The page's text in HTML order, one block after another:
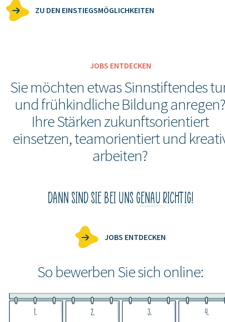
ZU DEN EINSTIEGSMÖGLICHKEITEN
JOBS ENTDECKEN
Sie möchten etwas Sinnstiftendes
und frühkindliche Bildung anregen?
Ihre Stärken zukunftsorientiert
einsetzen, teamorientiert und
arbeiten?
DANN SIND SIE BEI UNSGENAU RICHTIG!
JOBS ENTDECKEN
So bewerben Sie sich online: